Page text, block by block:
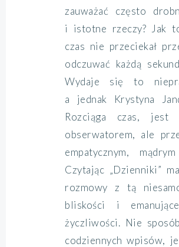
zauważać często
i istotne rzeczy? Jak
czas nie przeciekał
odczuwać każdą
Wydaje się to
a jednak Krystyna
Rozciąga czas, jest
obserwatorem, ale
empatycznym,
Czytając „Dzienniki”
rozmowy z tą
bliskości i
życzliwości. Nie
codziennych wpisów,